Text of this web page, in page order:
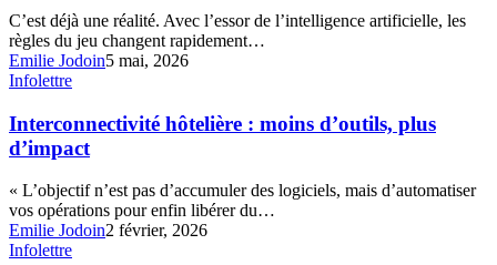
visitait
jamais
votre
site
?
C’est déjà une réalité. Avec l’essor de l’intelligence artificielle, les
règles du jeu changent rapidement…
Emilie Jodoin5 mai, 2026
Interconnectivité
:
moins
d’outils,
d’impact
Infolettre
Interconnectivité hôtelière : moins d’outils, plus
d’impact
« L’objectif n’est pas d’accumuler des logiciels, mais d’automatiser
vos opérations pour enfin libérer du…
Emilie Jodoin2 février, 2026
Tendances
Infolettre